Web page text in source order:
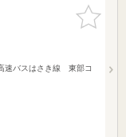
お気に入
りに追加
速バスはさき線 東部コ